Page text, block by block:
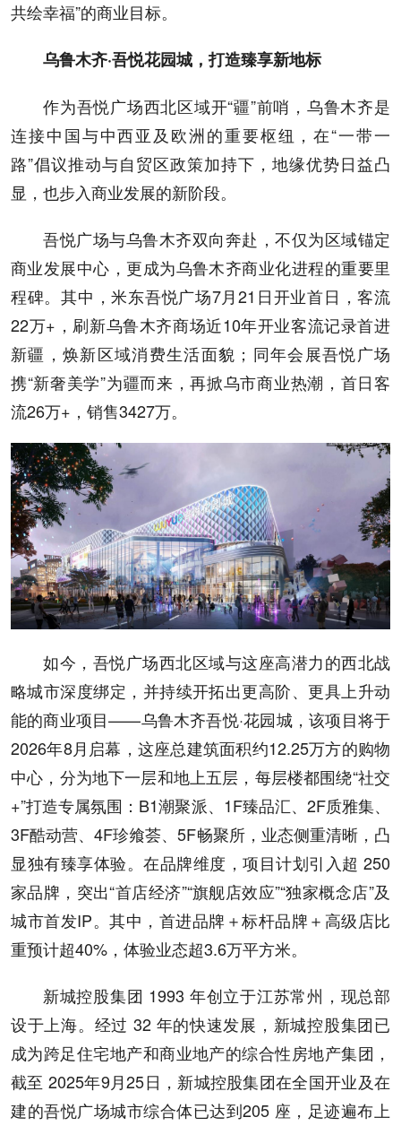
共绘幸福”的商业目标。
乌鲁木齐·吾悦花园城，打造臻享新地标
作为吾悦广场西北区域开“疆”前哨，乌鲁木齐是
连接中国与中西亚及欧洲的重要枢纽，在“一带一
路”倡议推动与自贸区政策加持下，地缘优势日益凸
显，也步入商业发展的新阶段。
吾悦广场与乌鲁木齐双向奔赴，不仅为区域锚定
商业发展中心，更成为乌鲁木齐商业化进程的重要里
程碑。其中，米东吾悦广场7月21日开业首日，客流
22万+，刷新乌鲁木齐商场近10年开业客流记录首进
新疆，焕新区域消费生活面貌；同年会展吾悦广场
携“新奢美学”为疆而来，再掀乌市商业热潮，首日客
流26万+，销售3427万。
如今，吾悦广场西北区域与这座高潜力的西北战
略城市深度绑定，并持续开拓出更高阶、更具上升动
能的商业项目——乌鲁木齐吾悦·花园城，该项目将于
2026年8月启幕，这座总建筑面积约12.25万方的购物
中心，分为地下一层和地上五层，每层楼都围绕“社交
+”打造专属氛围：B1潮聚派、1F臻品汇、2F质雅集、
3F酷动营、4F珍飨荟、5F畅聚所，业态侧重清晰，凸
显独有臻享体验。在品牌维度，项目计划引入超 250
家品牌，突出“首店经济”“旗舰店效应”“独家概念店”及
城市首发IP。其中，首进品牌＋标杆品牌＋高级店比
重预计超40%，体验业态超3.6万平方米。
新城控股集团 1993 年创立于江苏常州，现总部
设于上海。经过 32 年的快速发展，新城控股集团已
成为跨足住宅地产和商业地产的综合性房地产集团，
截至 2025年9月25日，新城控股集团在全国开业及在
建的吾悦广场城市综合体已达到205 座，足迹遍布上